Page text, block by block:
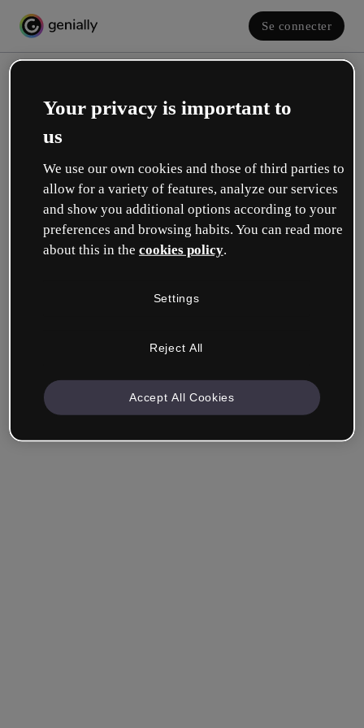
Se connecter
Créez votre compte gratuit !
Votre rôle se rapproche plus de celui de :
Société & Professionnels
un autre domaine.
Your privacy is important to
us
We use our own cookies and those of third parties to
allow for a variety of features, analyze our services
and show you additional options according to your
preferences and browsing habits. You can read more
about this in the cookies policy.
Settings
Reject All
Accept All Cookies